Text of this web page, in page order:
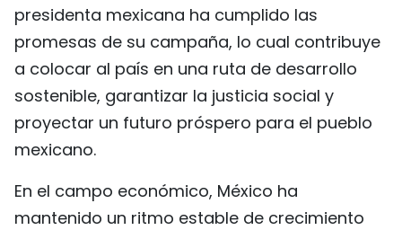
РУССКИЙ
presidenta mexicana ha cumplido las
promesas de su campaña, lo cual contribuye
a colocar al país en una ruta de desarrollo
sostenible, garantizar la justicia social y
proyectar un futuro próspero para el pueblo
mexicano.
En el campo económico, México ha
mantenido un ritmo estable de crecimiento